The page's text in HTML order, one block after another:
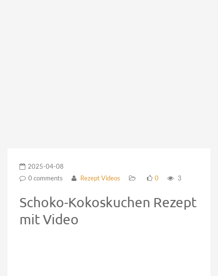
2025-04-08
0 comments
Rezept Videos 0 3
Schoko-Kokoskuchen Rezept
mit Video